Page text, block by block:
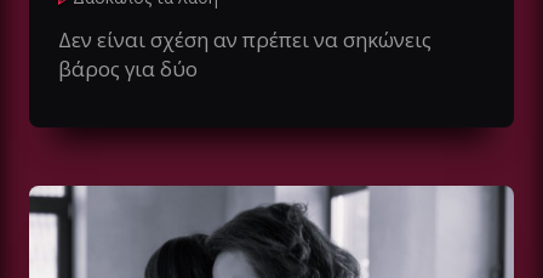
Δεν είναι σχέση αν πρέπει να σηκώνεις
βάρος για δύο